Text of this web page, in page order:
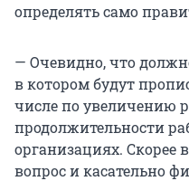
определять само
— Очевидно, что
в котором будут
числе по увеличению
продолжительности
организациях. Скорее
вопрос и касательно